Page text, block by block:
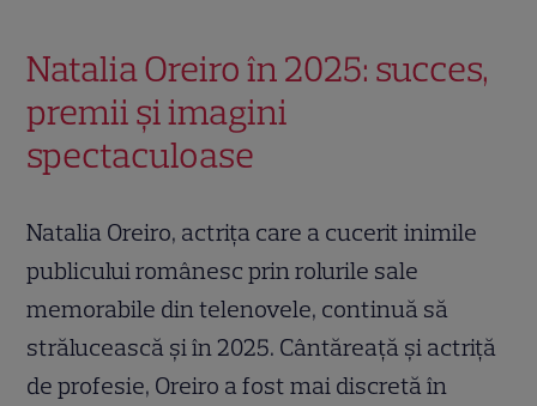
Natalia Oreiro în 2025: succes,
premii și imagini
spectaculoase
Natalia Oreiro, actrița care a cucerit inimile
publicului românesc prin rolurile sale
memorabile din telenovele, continuă să
strălucească și în 2025. Cântăreață și actriță
de profesie, Oreiro a fost mai discretă în